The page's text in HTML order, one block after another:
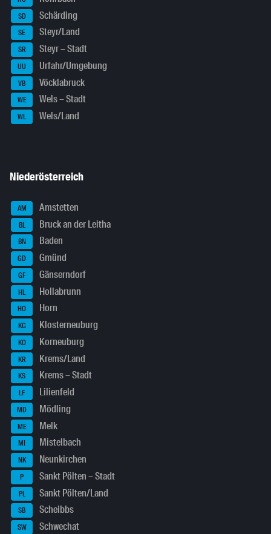
SD Schärding
SE Steyr/Land
SR Steyr – Stadt
UU Urfahr/Umgebung
VB Vöcklabruck
WE Wels – Stadt
WL Wels/Land
Niederösterreich
AM Amstetten
BL Bruck an der Leitha
BN Baden
GD Gmünd
GF Gänserndorf
HL Hollabrunn
HO Horn
KG Klosterneuburg
KO Korneuburg
KR Krems/Land
KS Krems – Stadt
LF Lilienfeld
MD Mödling
ME Melk
MI Mistelbach
NK Neunkirchen
P Sankt Pölten – Stadt
PL Sankt Pölten/Land
SB Scheibbs
SW Schwechat